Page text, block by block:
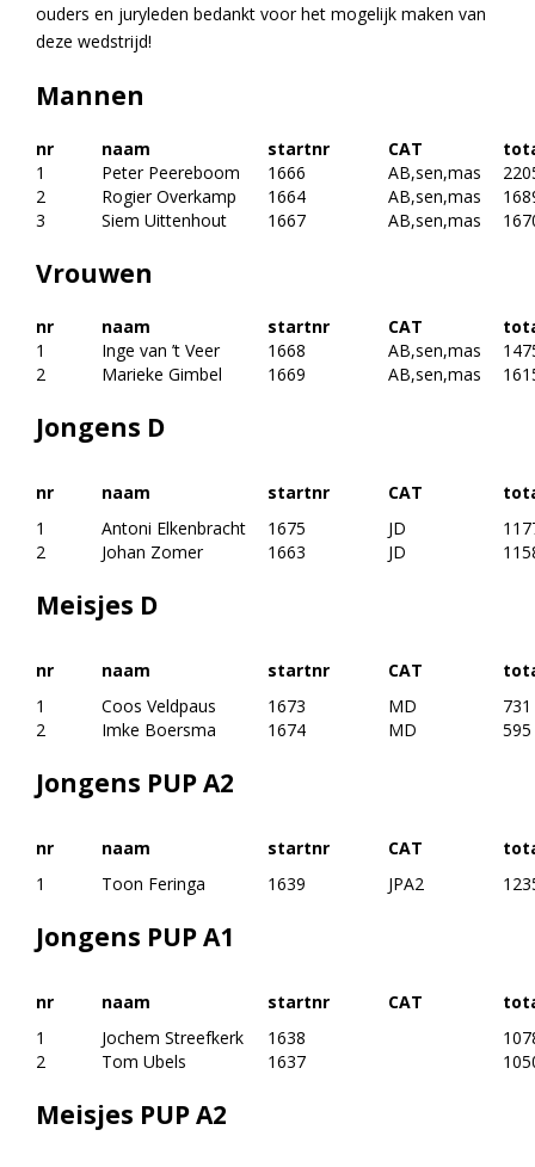
ouders en juryleden bedankt voor het mogelijk maken van
deze wedstrijd!
Mannen
nr naam startnr CAT
1
Peter Peereboom 1666 AB,sen,mas
2
Rogier Overkamp 1664 AB,sen,mas
3
Siem Uittenhout 1667 AB,sen,mas
Vrouwen
nr naam startnr CAT
1
Inge van ’t Veer 1668 AB,sen,mas
2
Marieke Gimbel 1669 AB,sen,mas
Jongens D
nr naam startnr CAT
1
Antoni Elkenbracht 1675 JD
2
Johan Zomer 1663 JD
Meisjes D
nr naam startnr CAT
1
Coos Veldpaus 1673 MD
731
2
Imke Boersma 1674 MD 595
Jongens PUP A2
nr naam startnr CAT
1
Toon Feringa 1639 JPA2
Jongens PUP A1
nr naam startnr CAT
1
Jochem Streefkerk 1638
2
Tom Ubels 1637
Meisjes PUP A2